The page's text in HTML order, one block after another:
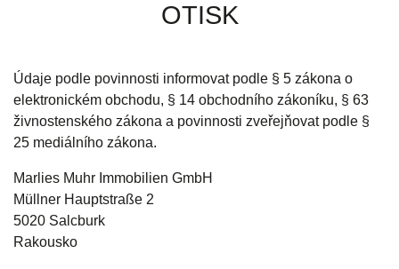
OTISK
Údaje podle povinnosti informovat podle § 5 zákona o
elektronickém obchodu, § 14 obchodního zákoníku, § 63
živnostenského zákona a povinnosti zveřejňovat podle §
25 mediálního zákona.
Marlies Muhr Immobilien GmbH
Müllner Hauptstraße 2
5020 Salcburk
Rakousko